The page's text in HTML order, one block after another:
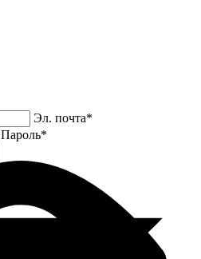
Эл. почта*
Пароль*